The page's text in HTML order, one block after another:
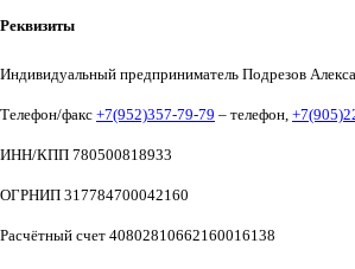
Реквизиты
Индивидуальный предприниматель Подрезов
Телефон/факс +7(952)357-79-79 – телефон,
ИНН/КПП 780500818933
ОГРНИП 317784700042160
Расчётный счет 40802810662160016138